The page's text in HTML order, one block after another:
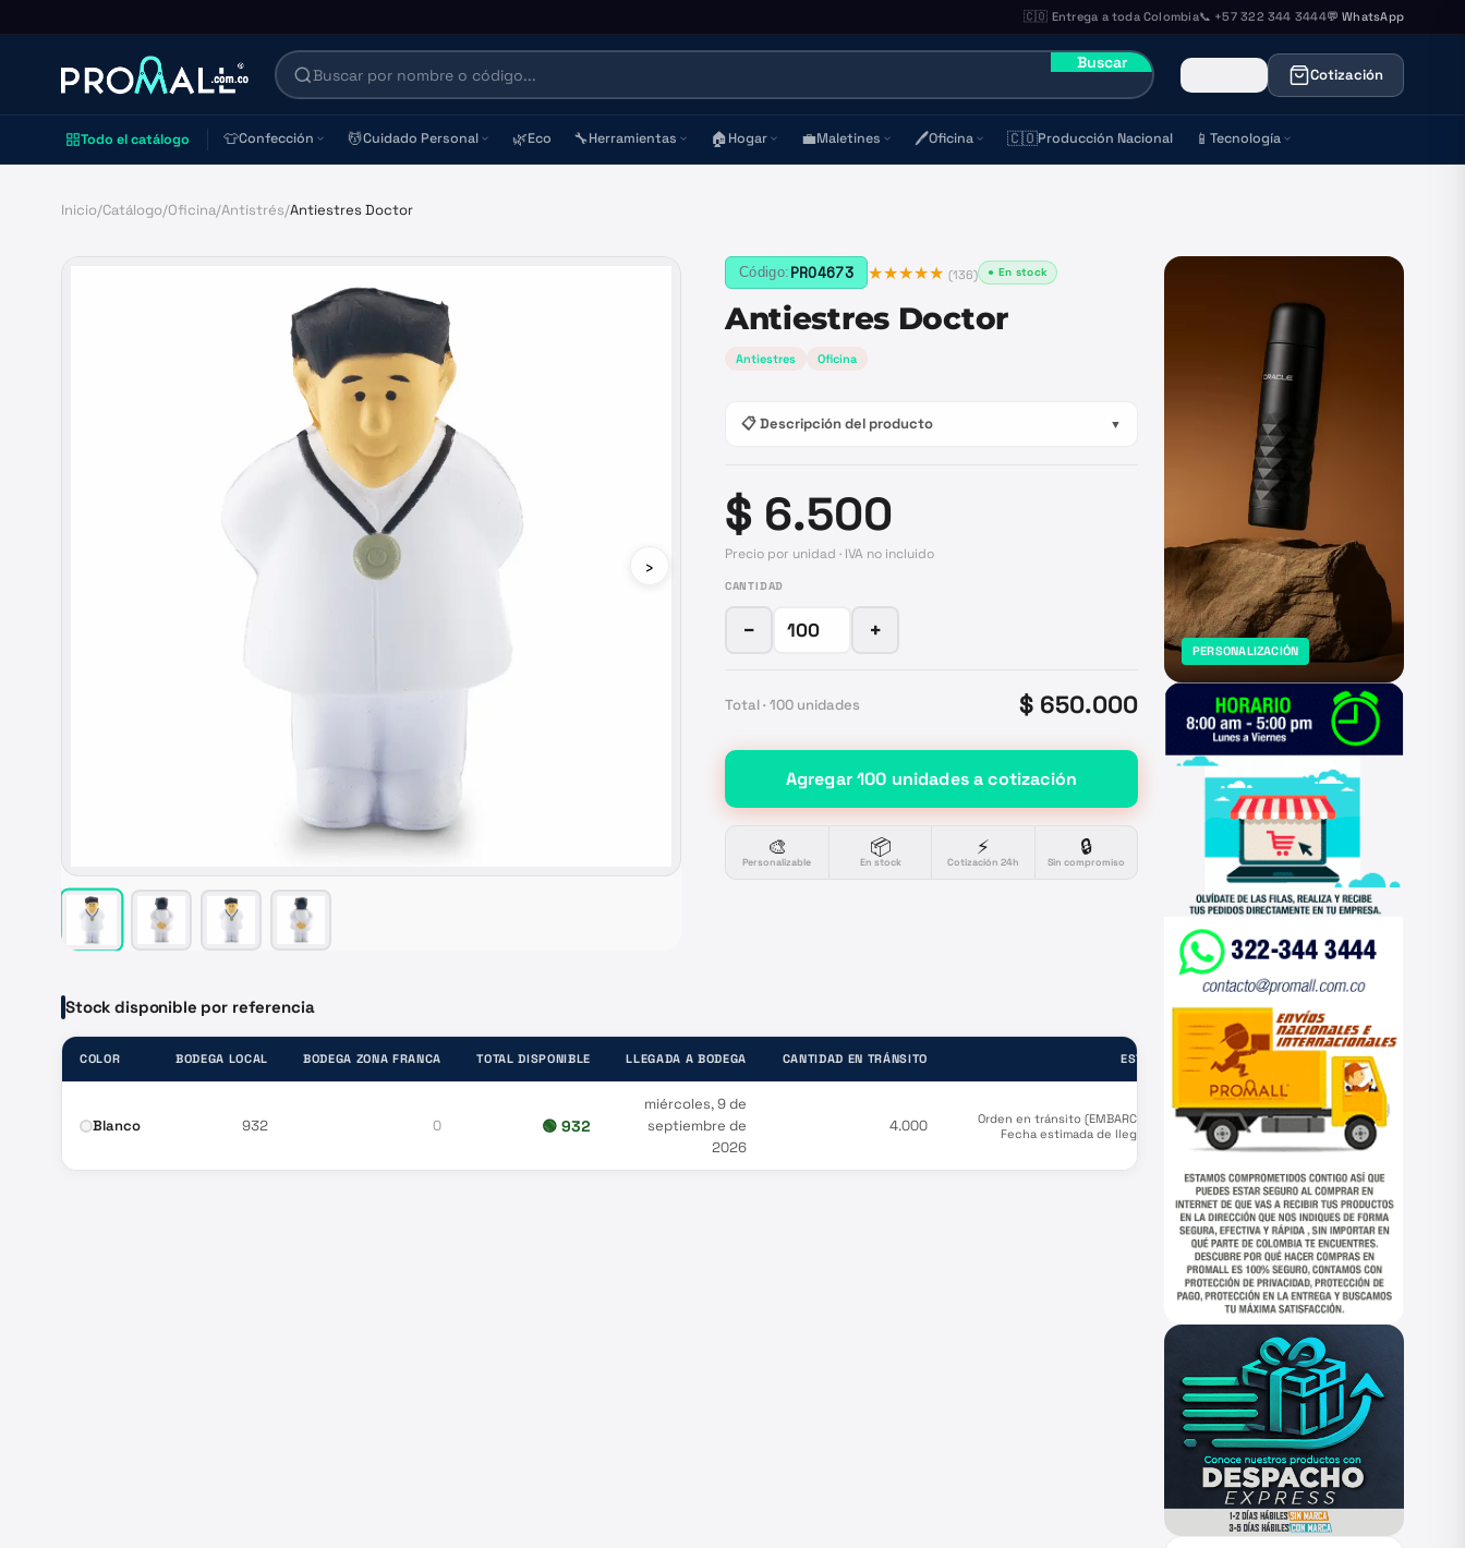
🇨🇴 Entrega a toda Colombia📞 +57 322 344 3444💬 WhatsApp
Buscar
Cotización
Todo el catálogo 👕Confección 💆Cuidado Personal 🌿Eco 🔧Herramientas 🏠Hogar 💼Maletines 🖊️Oficina 🇨🇴Producción Nacional 📱 Tecnología
Inicio/Catálogo/Oficina/Antistrés/Antiestres Doctor
›
Código: PRO4673 ★★★★★ (136) ● En stock
Antiestres Doctor
Antiestres Oficina
📋 Descripción del producto ▼
$ 6.500
Precio por unidad · IVA no incluido
CANTIDAD
− +
Total · 100 unidades $ 650.000
Agregar100 unidadesa cotización
🎨
Personalizable
📦
En stock
⚡
Cotización 24h
🔒
Sin compromiso
Stock disponible por referencia
COLOR BODEGA LOCAL BODEGA ZONA FRANCA TOTAL DISPONIBLE LLEGADA A BODEGA CANTIDAD EN TRÁNSITO ESTADO
Blanco 932 0 🟢 932
miércoles, 9 de
septiembre de
2026
4.000
Orden en tránsito (EMBARCADO).
Fecha estimada de llegada a
PERSONALIZACIÓN